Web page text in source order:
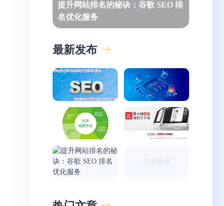
提升网站排名的秘诀：谷歌 SEO 排
名优化服务
最新发布